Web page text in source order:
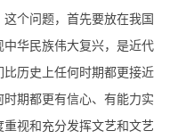
个问题，首先要放在我国
华民族伟大复兴，是近代
历史上任何时期都更接近
期都更有信心、有能力实
视和充分发挥文艺和文艺